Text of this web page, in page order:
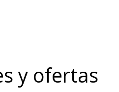
y ofertas